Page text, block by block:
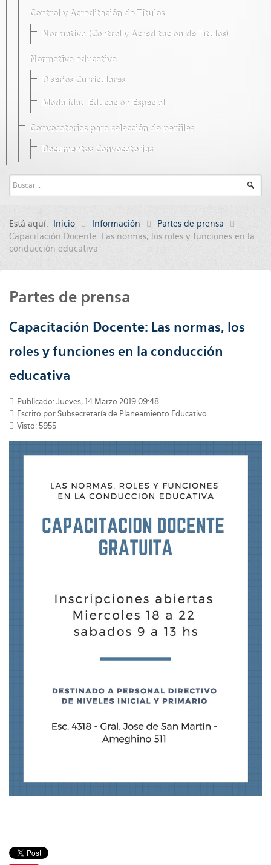
Control y Acreditación de Títulos
Normativa (Control y Acreditación de Títulos)
Normativa educativa
Diseños Curriculares
Modalidad Educación Especial
Convocatorias para selección de perfiles
Documentos Convocatorias
Está aquí: Inicio Información
Partes de prensa
Capacitación Docente: Las normas, los roles y funciones en la
conducción educativa
Partes de prensa
Capacitación Docente: Las normas, los
roles y funciones en la conducción
educativa
Publicado: Jueves, 14 Marzo 2019 09:48
Escrito por Subsecretaría de Planeamiento Educativo
Visto: 5955